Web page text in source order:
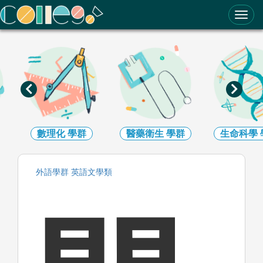
ColleGo! 大學選才與高中育才輔助系統
數理化學群 醫藥衛生 學群 生命科學
外語學群 英語文學類